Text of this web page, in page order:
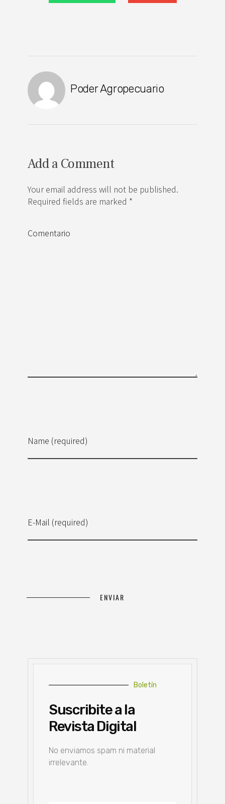
Poder Agropecuario
Add a Comment
Your email address will not be published.
Required fields are marked *
Name (required)
E-Mail (required)
Comentario
Boletín
Suscribite a la
Revista Digital
No enviamos spam ni material
irrelevante.